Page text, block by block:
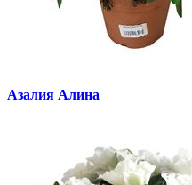
Азалия Алина